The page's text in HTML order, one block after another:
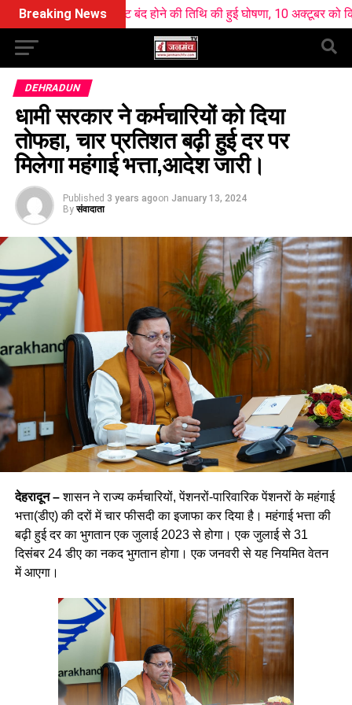
Breaking News
के कपाट बंद होने की तिथि की हुई घोषणा, 10 अक्टूबर को किए जाएंंगे बंद
DEHRADUN
धामी सरकार ने कर्मचारियों को दिया
तोफहा, चार प्रतिशत बढ़ी हुई दर पर
मिलेगा महंगाई भत्ता,आदेश जारी।
Published 3 years agoon January 13, 2024
By संवादाता
देहरादून –शासन ने राज्य कर्मचारियों, पेंशनरों-पारिवारिक पेंशनरों के महंगाई
भत्ता(डीए) की दरों में चार फीसदी का इजाफा कर दिया है। महंगाई भत्ता की
बढ़ी हुई दर का भुगतान एक जुलाई 2023 से होगा। एक जुलाई से 31
दिसंबर 24 डीए का नकद भुगतान होगा। एक जनवरी से यह नियमित वेतन
में आएगा।